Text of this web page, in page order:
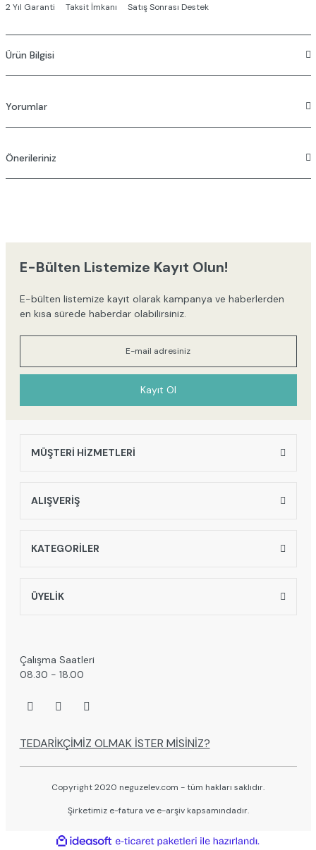
2 Yıl Garanti Taksit İmkanı Satış Sonrası Destek
Ürün Bilgisi
Yorumlar
Önerileriniz
Ürün resmi kalitesiz, bozuk veya görüntülenemiyor.
Ürün açıklamasında eksik bilgiler bulunuyor.
Ürün fiyatı diğer sitelerden daha pahalı.
Bu ürüne benzer farklı alternatifler olmalı.
E-Bülten Listemize Kayıt Olun!
E-bülten listemize kayıt olarak kampanya ve haberlerden
en kısa sürede haberdar olabilirsiniz.
Kayıt Ol
MÜŞTERİ HİZMETLERİ
ALIŞVERİŞ
KATEGORİLER
ÜYELİK
Çalışma Saatleri
08.30 - 18.00
TEDARİKÇİMİZ OLMAK İSTER MİSİNİZ?
Copyright 2020 neguzelev.com - tüm hakları saklıdır.
Şirketimiz e-fatura ve e-arşiv kapsamındadır.
ideasoft
e-